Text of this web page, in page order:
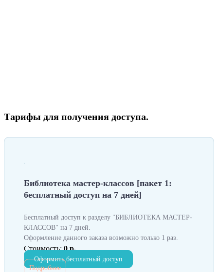
Тарифы для получения доступа.
Библиотека мастер-классов [пакет 1:
бесплатный доступ на 7 дней]
Бесплатный доступ к разделу "БИБЛИОТЕКА МАСТЕР-
КЛАССОВ" на 7 дней.
Оформление данного заказа возможно только 1 раз.
Стоимость: 0 р.
Оформить бесплатный доступ
Подробнее